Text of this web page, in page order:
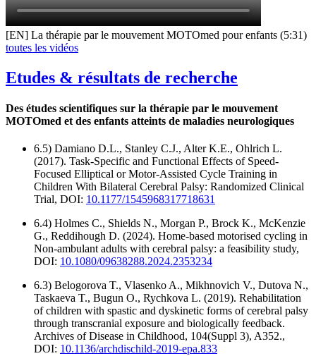
[EN] La thérapie par le mouvement MOTOmed pour enfants (5:31)
toutes les vidéos
Etudes & résultats de recherche
Des études scientifiques sur la thérapie par le mouvement
MOTOmed et des enfants atteints de maladies neurologiques
6.5) Damiano D.L., Stanley C.J., Alter K.E., Ohlrich L.
(2017). Task-Specific and Functional Effects of Speed-
Focused Elliptical or Motor-Assisted Cycle Training in
Children With Bilateral Cerebral Palsy: Randomized Clinical
Trial, DOI: 10.1177/1545968317718631
6.4) Holmes C., Shields N., Morgan P., Brock K., McKenzie
G., Reddihough D. (2024). Home-based motorised cycling in
Non-ambulant adults with cerebral palsy: a feasibility study,
DOI: 10.1080/09638288.2024.2353234
6.3) Belogorova T., Vlasenko A., Mikhnovich V., Dutova N.,
Taskaeva T., Bugun O., Rychkova L. (2019). Rehabilitation
of children with spastic and dyskinetic forms of cerebral palsy
through transcranial exposure and biologically feedback.
Archives of Disease in Childhood, 104(Suppl 3), A352.,
DOI: 10.1136/archdischild-2019-epa.833